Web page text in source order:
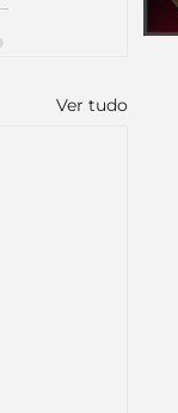
Ver tudo